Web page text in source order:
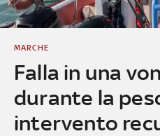
Falla in una
durante la
intervento
MARCHE